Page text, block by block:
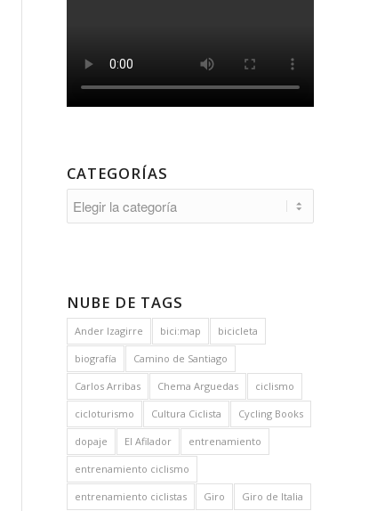
CATEGORÍAS
Categorías
NUBE DE TAGS
Ander Izagirre bici:map bicicleta
biografía Camino de Santiago
Carlos Arribas Chema Arguedas ciclismo
cicloturismo Cultura Ciclista Cycling Books
dopaje El Afilador entrenamiento
entrenamiento ciclismo
entrenamiento ciclistas Giro Giro de Italia